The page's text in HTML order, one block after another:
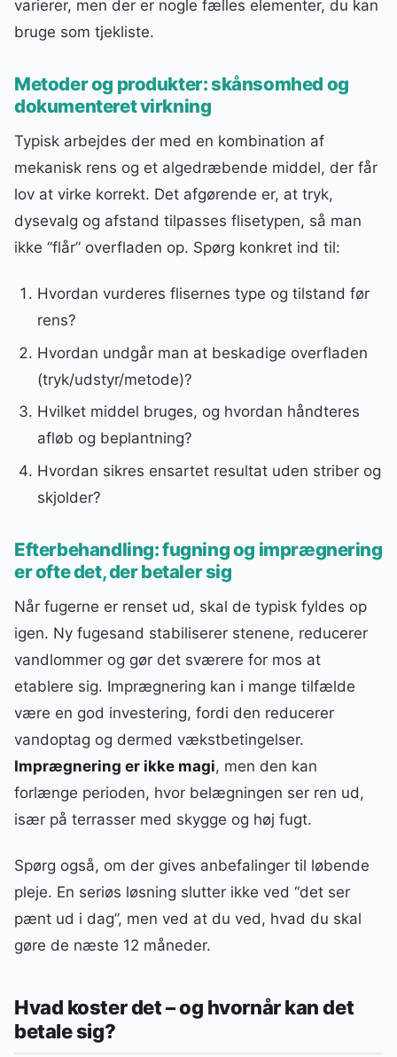
varierer, men der er nogle fælles elementer, du kan
bruge som tjekliste.
Metoder og produkter: skånsomhed og
dokumenteret virkning
Typisk arbejdes der med en kombination af
mekanisk rens og et algedræbende middel, der får
lov at virke korrekt. Det afgørende er, at tryk,
dysevalg og afstand tilpasses flisetypen, så man
ikke “flår” overfladen op. Spørg konkret ind til:
Hvordan vurderes flisernes type og tilstand før
rens?
Hvordan undgår man at beskadige overfladen
(tryk/udstyr/metode)?
Hvilket middel bruges, og hvordan håndteres
afløb og beplantning?
Hvordan sikres ensartet resultat uden striber og
skjolder?
Efterbehandling: fugning og imprægnering
er ofte det, der betaler sig
Når fugerne er renset ud, skal de typisk fyldes op
igen. Ny fugesand stabiliserer stenene, reducerer
vandlommer og gør det sværere for mos at
etablere sig. Imprægnering kan i mange tilfælde
være en god investering, fordi den reducerer
vandoptag og dermed vækstbetingelser.
Imprægnering er ikke magi, men den kan
forlænge perioden, hvor belægningen ser ren ud,
især på terrasser med skygge og høj fugt.
Spørg også, om der gives anbefalinger til løbende
pleje. En seriøs løsning slutter ikke ved “det ser
pænt ud i dag”, men ved at du ved, hvad du skal
gøre de næste 12 måneder.
Hvad koster det – og hvornår kan det
betale sig?